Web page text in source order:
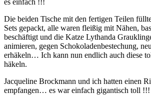
Die beiden Tische mit den fertigen Teilen
Sets gepackt, alle waren fleißig mit Nähen,
beschäftigt und die Katze Lythanda
animieren, gegen Schokoladenbestechung,
erhäkeln… Ich kann nun endlich auch diese
häkeln.
Jacqueline Brockmann und ich hatten einen
empfangen… es war einfach gigantisch toll !!!